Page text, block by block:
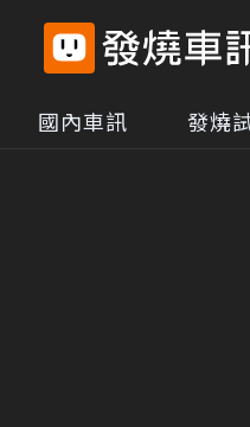
國內車訊 發燒